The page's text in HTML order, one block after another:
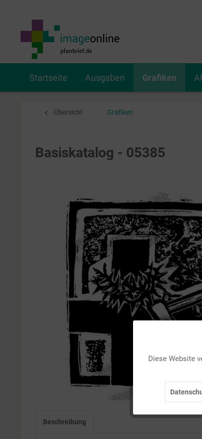
Startseite Ausgaben Grafiken
Übersicht Grafiken
Basiskatalog - 05385
Beschreibung
Diese Website